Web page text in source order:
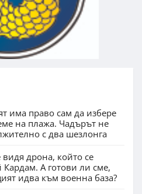
има право сам да избере
на плажа. Чадърът не
с два шезлонга
видя дрона, който се
Кардам. А готови ли сме,
идва към военна база?